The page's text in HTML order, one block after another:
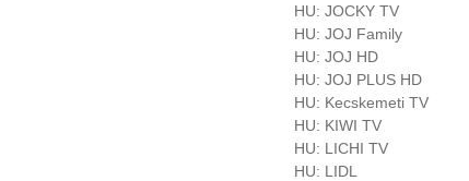
HU: JOCKY TV
HU: JOJ Family
HU: JOJ HD
HU: JOJ PLUS HD
HU: Kecskemeti TV
HU: KIWI TV
HU: LICHI TV
HU: LIDL